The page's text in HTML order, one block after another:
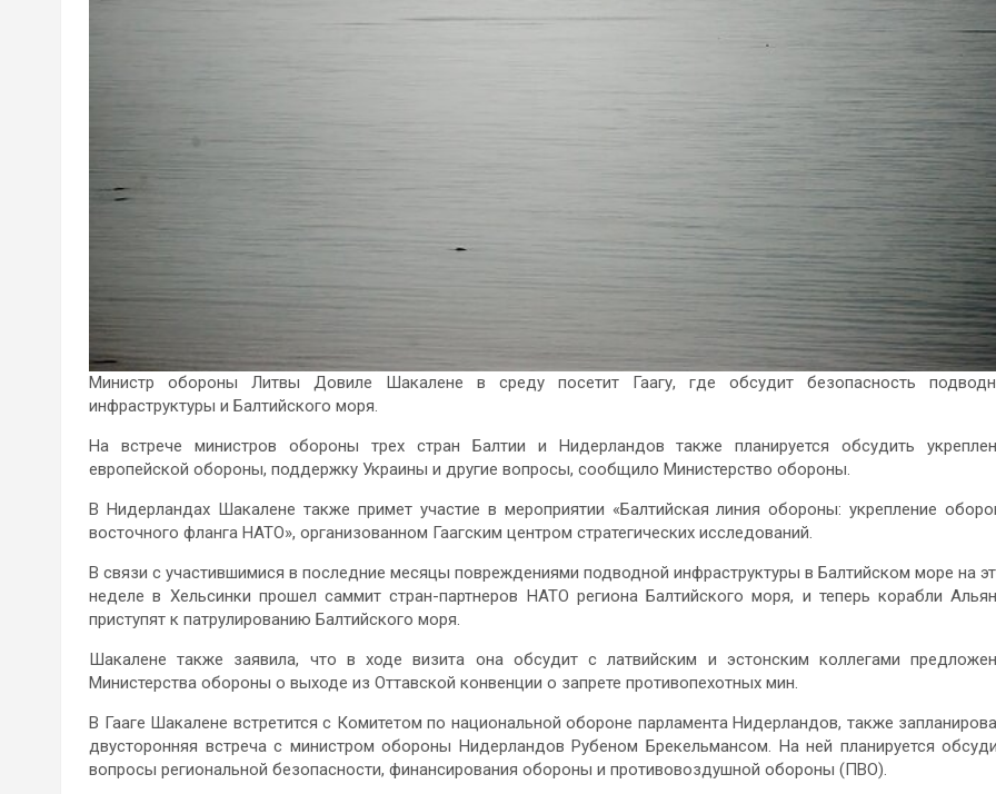
Министр обороны Литвы Довиле Шакалене в среду посетит Гаагу, где обсудит безопасность
инфраструктуры и Балтийского моря.
На встрече министров обороны трех стран Балтии и Нидерландов также планируется обсудить
европейской обороны, поддержку Украины и другие вопросы, сообщило Министерство обороны.
В Нидерландах Шакалене также примет участие в мероприятии «Балтийская линия обороны: укрепление
восточного фланга НАТО», организованном Гаагским центром стратегических исследований.
В связи с участившимися в последние месяцы повреждениями подводной инфраструктуры в Балтийском море на
неделе в Хельсинки прошел саммит стран-партнеров НАТО региона Балтийского моря, и теперь корабли
приступят к патрулированию Балтийского моря.
Шакалене также заявила, что в ходе визита она обсудит с латвийским и эстонским коллегами
Министерства обороны о выходе из Оттавской конвенции о запрете противопехотных мин.
В Гааге Шакалене встретится с Комитетом по национальной обороне парламента Нидерландов, также
двусторонняя встреча с министром обороны Нидерландов Рубеном Брекельмансом. На ней планируется
вопросы региональной безопасности, финансирования обороны и противовоздушной обороны (ПВО).